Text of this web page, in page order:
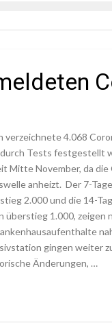
verzeichnete 4.068
Tests festgestellt
Mitte November, da
anheizt. Der 7-
2.000 und die 14-
überstieg 1.000, zeigen
gingen weiter
Änderungen, …